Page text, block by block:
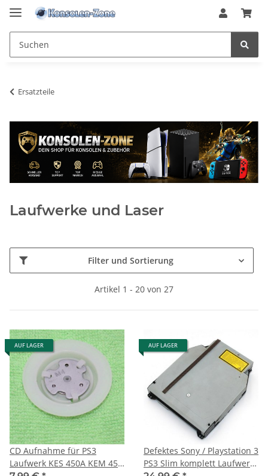
Ersatzteile
Laufwerke und Laser
Filter und Sortierung
Artikel 1 - 20 von 27
AUF LAGER
CD Aufnahme für PS3
Laufwerk KES 450A KEM 450
AUF LAGER
Defektes Sony / Playstation 3
PS3 Slim komplett Laufwerk